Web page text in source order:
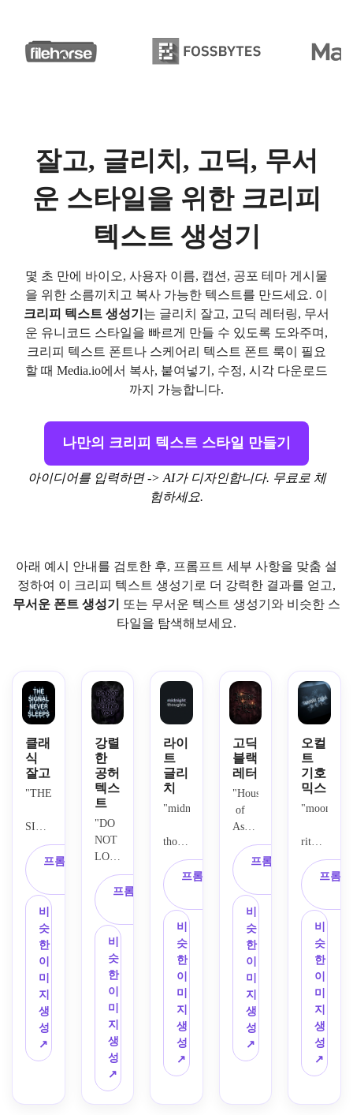
잘고, 글리치, 고딕, 무서
운 스타일을 위한 크리피
텍스트 생성기
몇 초 만에 바이오, 사용자 이름, 캡션, 공포 테마 게시물
을 위한 소름끼치고 복사 가능한 텍스트를 만드세요. 이
크리피 텍스트 생성기 는 글리치 잘고, 고딕 레터링, 무서
운 유니코드 스타일을 빠르게 만들 수 있도록 도와주며,
크리피 텍스트 폰트나 스케어리 텍스트 폰트 룩이 필요
할 때 Media.io에서 복사, 붙여넣기, 수정, 시각 다운로드
까지 가능합니다.
나만의 크리피 텍스트 스타일 만들기
아이디어를 입력하면 -> AI가 디자인합니다. 무료로 체
험하세요.
아래 예시 안내를 검토한 후, 프롬프트 세부 사항을 맞춤 설
정하여 이 크리피 텍스트 생성기로 더 강력한 결과를 얻고,
무서운 폰트 생성기
또는 무서운 텍스트 생성기와 비슷한 스
타일을 탐색해보세요.
클래
식
잘고
"THE
SIGNAL
NEVER
SLEEPS"라
는 문
구를
어둡
고 저
주받
은 인
터페
이스
중앙
에 클
프롬프트 복
비
슷
한
이
미
지
생
성
↗
강렬
한
공허
텍스
트
"DO
NOT
LOOK
BEHIND
YOU"라
는 문
구를
극도
로 어
둡고
무거
운 텍
스트
스타
일로
생성
프롬프트 복
비
슷
한
이
미
지
생
성
↗
라이
트
글리
치
"midnight
thoughts"라
는 문
구를
미니
멀하
고 소
름 끼
치는
글리
치 스
타일
로 디
자인
하세
요.
한 유
프롬프트 복
비
슷
한
이
미
지
생
성
↗
고딕
블랙
레터
"House
of
Ashes"
제목
을 화
려한
고딕
블랙
레터
영감
을 받
은 문
자로
변환
하세
극적
프롬프트 복
비
슷
한
이
미
지
생
성
↗
오컬
트
기호
믹스
"moonlit
ritual"이
라는
문구
를 오
컬트
영감
을 받
은 구
분선,
초승
달 모
티프,
미묘
한 십
자가,
잡힌
프롬
비
슷
한
이
미
지
생
성
↗